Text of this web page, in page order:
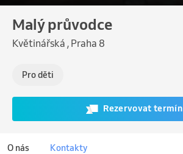
Malý průvodce
Květinářská , Praha 8
Pro děti
Rezervovat termín
O nás Kontakty